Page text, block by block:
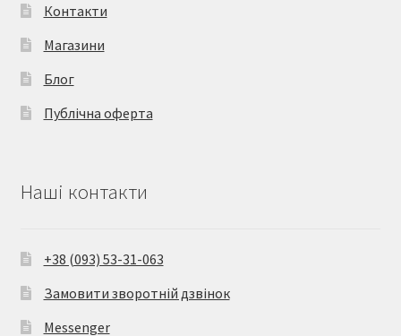
Контакти
Магазини
Блог
Публічна оферта
Наші контакти
+38 (093) 53-31-063
Замовити зворотній дзвінок
Messenger